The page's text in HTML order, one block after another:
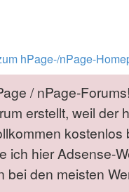
hPage-/nPage-
/ nPage-Forums!
erstellt, weil der
ich hier Adsense-
bei den meisten